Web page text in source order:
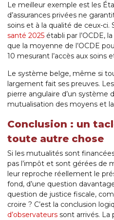
Le meilleur exemple est les
d’assurances privées ne
soins et à la qualité de ceux-ci.
santé 2025 établi par l’OCDE,
que la moyenne de l’OCDE
10 mesurant l’accès aux soins
Le système belge, même si
largement fait ses preuves.
pierre angulaire d’un système
mutualisation des moyens et
Conclusion : un
toute autre chose
Si les mutualités sont
pas l’impôt et sont gérées de
leur reproche réellement le
fond, d’une question
question de justice fiscale,
croire ? C’est la conclusion
d’observateurs sont arrivés.